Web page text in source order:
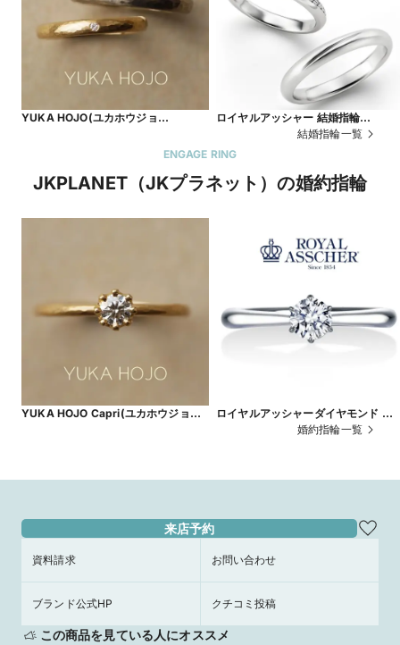
YUKA HOJO(ユカホウジョ
座・表参道原宿・上野御徒町・横浜元
四条烏丸・福岡天神・熊本・宮崎・鹿
ロイヤルアッシャー 結婚指輪
WRA068/WRB078【鍛造製法】
結婚指輪一覧
ENGAGE RING
JKPLANET（JKプラネット）の婚約指輪
YUKA HOJO Capri(ユカホウジョウ
岡天神・熊本・宮崎・鹿児島】
ロイヤルアッシャーダイヤモンド 婚
婚約指輪一覧
来店予約
資料請求 お問い合わせ
ブランド公式HP クチコミ投稿
この商品を見ている人にオススメ